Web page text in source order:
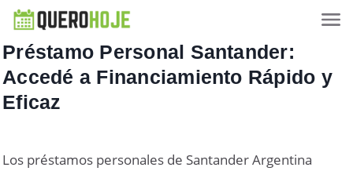
Préstamo Personal Santander:
Accedé a Financiamiento Rápido y
Eficaz
Los préstamos personales de Santander Argentina